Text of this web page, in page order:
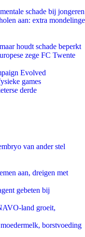
schade bij jongeren
aan: extra mondelinge
houdt schade beperkt
zege FC Twente
Evolved
games
derde
van ander stel
aan, dreigen met
gebeten bij
land groeit,
borstvoeding